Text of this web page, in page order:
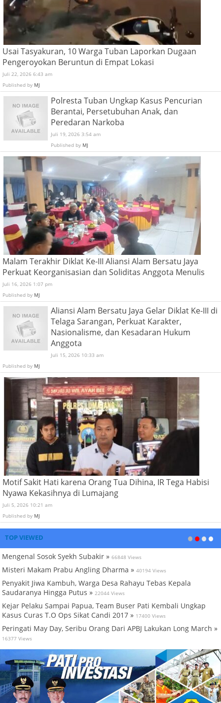
Usai Tasyakuran, 10 Warga Tuban Laporkan Dugaan
Pengeroyokan Beruntun di Empat Lokasi
Juli 22, 2026 6:43 am
Published by MJ
Polresta Tuban Ungkap Kasus Pencurian
Berantai, Persetubuhan Anak, dan
Peredaran Narkoba
Juli 19, 2026 3:54 am
Published by MJ
Malam Terakhir Diklat Ke-III Aliansi Alam Bersatu Jaya
Perkuat Keorganisasian dan Soliditas Anggota Menulis
Juli 16, 2026 1:07 pm
Published by MJ
Aliansi Alam Bersatu Jaya Gelar Diklat Ke-III di
Telaga Sarangan, Perkuat Karakter,
Nasionalisme, dan Kesadaran Hukum
Anggota
Juli 15, 2026 10:33 am
Published by MJ
Motif Sakit Hati karena Orang Tua Dihina, IR Tega Habisi
Nyawa Kekasihnya di Lumajang
Juli 5, 2026 10:21 am
Published by MJ
TOP VIEWED
Mengenal Sosok Syekh Subakir » 66848 Views
Misteri Makam Prabu Angling Dharma » 40194 Views
Penyakit Jiwa Kambuh, Warga Desa Rahayu Tebas Kepala
Saudaranya Hingga Putus » 22044 Views
Kejar Pelaku Sampai Papua, Team Buser Pati Kembali Ungkap
Kasus Curas T.O Ops Sikat Candi 2017 » 17400 Views
Peringati May Day, Seribu Orang Dari APBJ Lakukan Long March »
16377 Views